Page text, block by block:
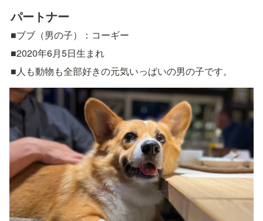
パートナー
■ブブ（男の子）：コーギー
■2020年6月5日生まれ
■人も動物も全部好きの元気いっぱいの男の子です。